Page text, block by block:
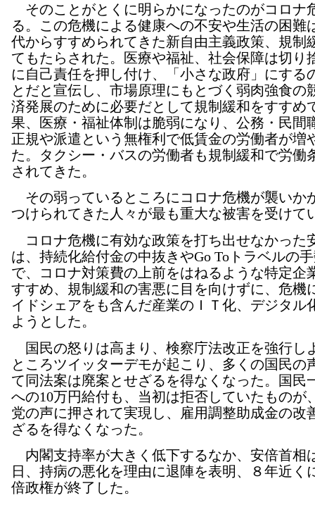
そのことがとくに明らかになったのがコロナ
る。この危機による健康への不安や生活の困難
代からすすめられてきた新自由主義政策、規制
てもたらされた。医療や福祉、社会保障は切り
に自己責任を押し付け、「小さな政府」にする
とだと宣伝し、市場原理にもとづく弱肉強食の
済発展のために必要だとして規制緩和をすすめ
果、医療・福祉体制は脆弱になり、公務・民間
正規や派遣という無権利で低賃金の労働者が増
た。タクシー・バスの労働者も規制緩和で労働
されてきた。
その弱っているところにコロナ危機が襲いか
つけられてきた人々が最も重大な被害を受けて
コロナ危機に有効な政策を打ち出せなかった
は、持続化給付金の中抜きやGo Toトラベルの
で、コロナ対策費の上前をはねるような特定企
すすめ、規制緩和の害悪に目を向けずに、危機
イドシェアをも含んだ産業のＩＴ化、デジタル
ようとした。
国民の怒りは高まり、検察庁法改正を強行し
ところツイッターデモが起こり、多くの国民の
て同法案は廃案とせざるを得なくなった。国民
への10万円給付も、当初は拒否していたものが
党の声に押されて実現し、雇用調整助成金の改
ざるを得なくなった。
内閣支持率が大きく低下するなか、安倍首相
日、持病の悪化を理由に退陣を表明、８年近く
倍政権が終了した。